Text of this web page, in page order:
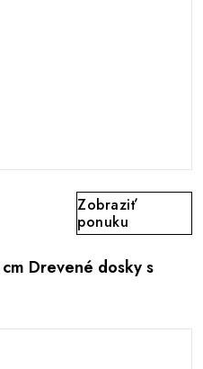
Zobraziť
ponuku
Drevené dosky s